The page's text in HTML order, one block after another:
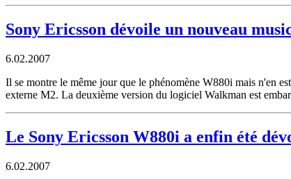
Sony Ericsson dévoile un nouveau
6.02.2007
Il se montre le même jour que le phénomène W880i mais n'en
externe M2. La deuxième version du logiciel Walkman est
Le Sony Ericsson W880i a enfin été
6.02.2007